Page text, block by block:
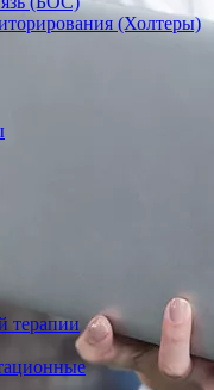
(Холтеры)
терапии